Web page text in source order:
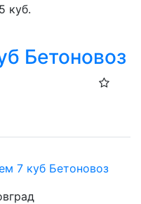
куб.
Бетоновоз
7 куб Бетоновоз